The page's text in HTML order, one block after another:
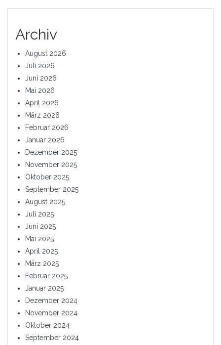
Archiv
August 2026
Juli 2026
Juni 2026
Mai 2026
April 2026
März 2026
Februar 2026
Januar 2026
Dezember 2025
November 2025
Oktober 2025
September 2025
August 2025
Juli 2025
Juni 2025
Mai 2025
April 2025
März 2025
Februar 2025
Januar 2025
Dezember 2024
November 2024
Oktober 2024
September 2024